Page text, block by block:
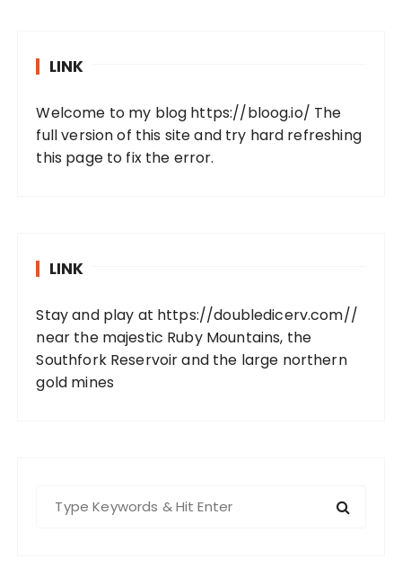
LINK
Welcome to my blog https://bloog.io/ The
full version of this site and try hard refreshing
this page to fix the error.
LINK
Stay and play at https://doubledicerv.com//
near the majestic Ruby Mountains, the
Southfork Reservoir and the large northern
gold mines